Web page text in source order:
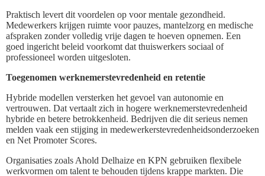
Praktisch levert dit voordelen op voor mentale gezondheid.
Medewerkers krijgen ruimte voor pauzes, mantelzorg en medische
afspraken zonder volledig vrije dagen te hoeven opnemen. Een
goed ingericht beleid voorkomt dat thuiswerkers sociaal of
professioneel worden uitgesloten.
Toegenomen werknemerstevredenheid en retentie
Hybride modellen versterken het gevoel van autonomie en
vertrouwen. Dat vertaalt zich in hogere werknemerstevredenheid
hybride en betere betrokkenheid. Bedrijven die dit serieus nemen
melden vaak een stijging in medewerkerstevredenheidsonderzoeken
en Net Promoter Scores.
Organisaties zoals Ahold Delhaize en KPN gebruiken flexibele
werkvormen om talent te behouden tijdens krappe markten. Die